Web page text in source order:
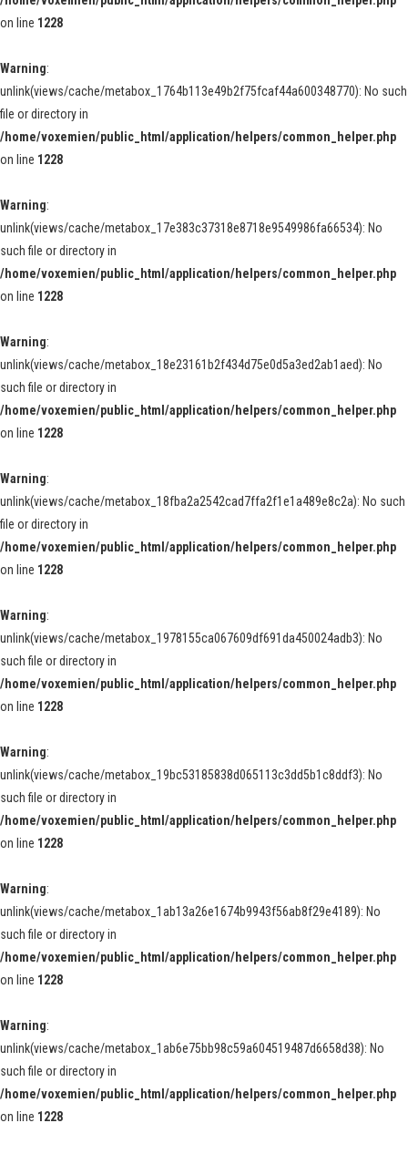
on line 1228
Warning:
unlink(views/cache/metabox_1764b113e49b2f75fcaf44a600348770): No such
file or directory in
/home/voxemien/public_html/application/helpers/common_helper.php
on line 1228
Warning:
unlink(views/cache/metabox_17e383c37318e8718e9549986fa66534): No
such file or directory in
/home/voxemien/public_html/application/helpers/common_helper.php
on line 1228
Warning:
unlink(views/cache/metabox_18e23161b2f434d75e0d5a3ed2ab1aed): No
such file or directory in
/home/voxemien/public_html/application/helpers/common_helper.php
on line 1228
Warning:
unlink(views/cache/metabox_18fba2a2542cad7ffa2f1e1a489e8c2a): No such
file or directory in
/home/voxemien/public_html/application/helpers/common_helper.php
on line 1228
Warning:
unlink(views/cache/metabox_1978155ca067609df691da450024adb3): No
such file or directory in
/home/voxemien/public_html/application/helpers/common_helper.php
on line 1228
Warning:
unlink(views/cache/metabox_19bc53185838d065113c3dd5b1c8ddf3): No
such file or directory in
/home/voxemien/public_html/application/helpers/common_helper.php
on line 1228
Warning:
unlink(views/cache/metabox_1ab13a26e1674b9943f56ab8f29e4189): No
such file or directory in
/home/voxemien/public_html/application/helpers/common_helper.php
on line 1228
Warning:
unlink(views/cache/metabox_1ab6e75bb98c59a604519487d6658d38): No
such file or directory in
/home/voxemien/public_html/application/helpers/common_helper.php
on line 1228